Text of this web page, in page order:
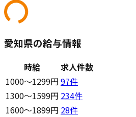
愛知県の給与情報
時給
求人件数
1000〜1299円 97件
1300〜1599円 234件
1600〜1899円 28件